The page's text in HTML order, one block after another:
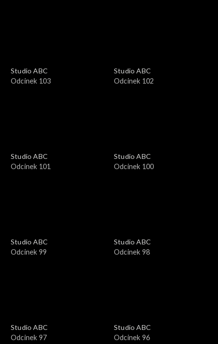
Studio ABC
Odcinek 103
Studio ABC
Odcinek 102
Studio ABC
Odcinek 101
Studio ABC
Odcinek 100
Studio ABC
Odcinek 99
Studio ABC
Odcinek 98
Studio ABC
Odcinek 97
Studio ABC
Odcinek 96